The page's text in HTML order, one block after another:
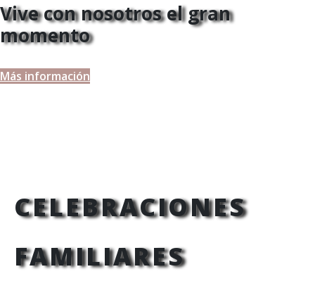
Vive con nosotros el gran
momento
Más información
CELEBRACIONES
FAMILIARES